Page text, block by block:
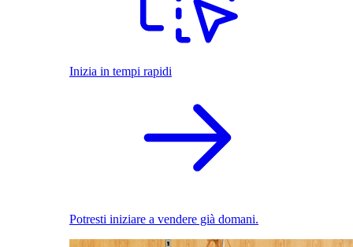
Inizia in tempi rapidi
Potresti iniziare a vendere già domani.